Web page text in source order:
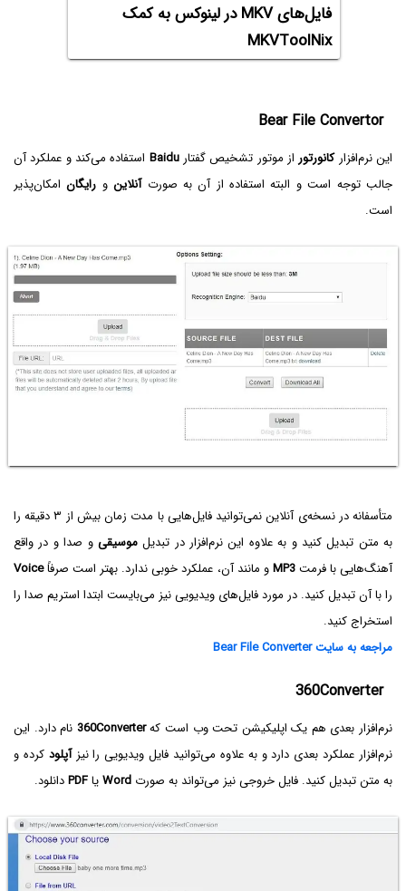
فایل‌های MKV در لینوکس به کمک
MKVToolNix
Bear File Convertor
این نرم‌افزارکانورتور از موتور تشخیص گفتارBaidu استفاده می‌کند و عملکرد آن
جالب توجه است و البته استفاده از آن به صورتآنلاینو رایگانامکان‌پذیر
است.
متأسفانه در نسخه‌ی آنلاین نمی‌توانید فایل‌هایی با مدت زمان بیش از ۳ دقیقه را
به متن تبدیل کنید و به علاوه این نرم‌افزار در تبدیلموسیقی و صدا و در واقع
آهنگ‌هایی با فرمتMP3و مانند آن، عملکرد خوبی ندارد. بهتر است صرفاًVoice
را با آن تبدیل کنید. در مورد فایل‌های ویدیویی نیز می‌بایست ابتدا استریم صدا را
استخراج کنید.
مراجعه به سایت Bear File Converter
360Converter
نرم‌افزار بعدی هم یک اپلیکیشن تحت وب است که360Converter نام دارد. این
نرم‌افزار عملکرد بعدی دارد و به علاوه می‌توانید فایل ویدیویی را نیزآپلود کرده و
به متن تبدیل کنید. فایل خروجی نیز می‌تواند به صورت WordیاPDFدانلود.